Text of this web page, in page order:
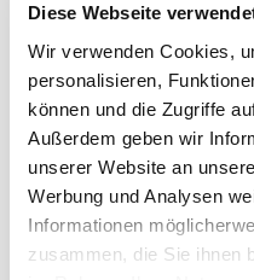
Diese Webseite
Wir verwenden Cookies,
personalisieren,
können und die Zugriffe
Außerdem geben wir
unserer Website an
Werbung und Analysen
Informationen
zusammen, die Sie ihnen
Grüne Energie
Sie verbessern die
Lebensraum für Vögel
fördern die biologische
Stil und Eleganz
Unsere
maßgeschneidert und